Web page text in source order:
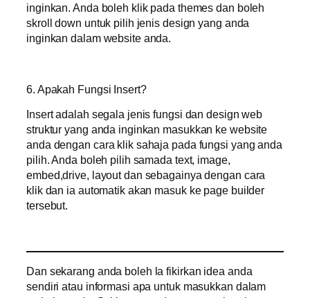
inginkan. Anda boleh klik pada themes dan boleh
skroll down untuk pilih jenis design yang anda
inginkan dalam website anda.
6. Apakah Fungsi Insert?
Insert adalah segala jenis fungsi dan design web
struktur yang anda inginkan masukkan ke website
anda dengan cara klik sahaja pada fungsi yang anda
pilih. Anda boleh pilih samada text, image,
embed,drive, layout dan sebagainya dengan cara
klik dan ia automatik akan masuk ke page builder
tersebut.
Dan sekarang anda boleh la fikirkan idea anda
sendiri atau informasi apa untuk masukkan dalam